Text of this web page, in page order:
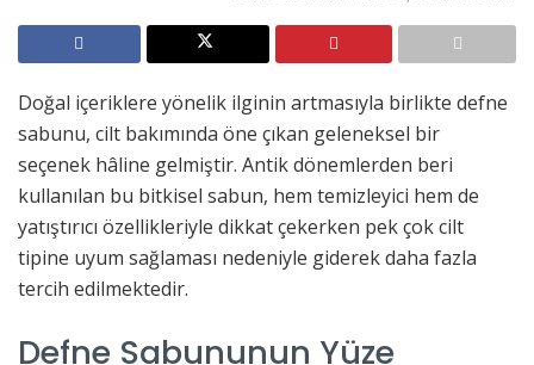
Doğal içeriklere yönelik ilginin artmasıyla birlikte defne
sabunu, cilt bakımında öne çıkan geleneksel bir
seçenek hâline gelmiştir. Antik dönemlerden beri
kullanılan bu bitkisel sabun, hem temizleyici hem de
yatıştırıcı özellikleriyle dikkat çekerken pek çok cilt
tipine uyum sağlaması nedeniyle giderek daha fazla
tercih edilmektedir.
Defne Sabununun Yüze